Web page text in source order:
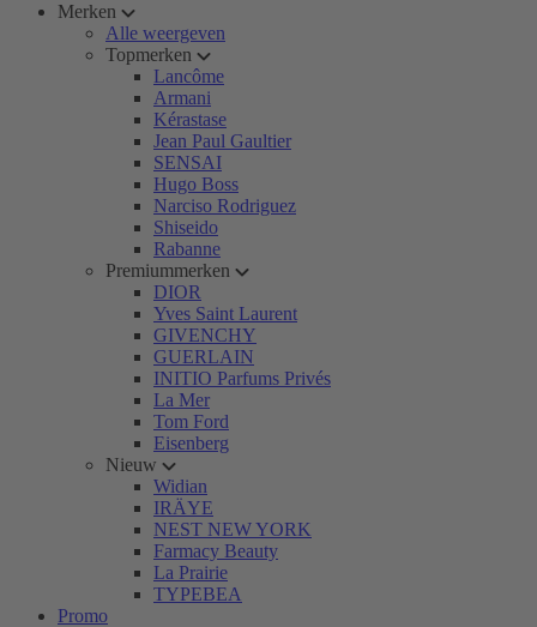
Merken
Alle weergeven
Topmerken
Lancôme
Armani
Kérastase
Jean Paul Gaultier
SENSAI
Hugo Boss
Narciso Rodriguez
Shiseido
Rabanne
Premiummerken
DIOR
Yves Saint Laurent
GIVENCHY
GUERLAIN
INITIO Parfums Privés
La Mer
Tom Ford
Eisenberg
Nieuw
Widian
IRÄYE
NEST NEW YORK
Farmacy Beauty
La Prairie
TYPEBEA
Promo